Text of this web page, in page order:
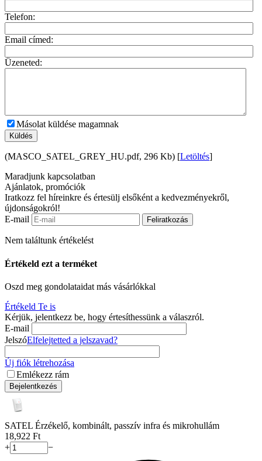
Telefon:
Email címed:
Üzeneted:
Másolat küldése magamnak
Küldés
(MASCO_SATEL_GREY_HU.pdf, 296 Kb) [Letöltés]
Maradjunk kapcsolatban
Ajánlatok, promóciók
Iratkozz fel híreinkre és értesülj elsőként a kedvezményekről,
újdonságokról!
E-mail
Feliratkozás
Nem találtunk értékelést
Értékeld ezt a terméket
Oszd meg gondolataidat más vásárlókkal
Értékeld Te is
Kérjük, jelentkezz be, hogy értesíthessünk a válaszról.
E-mail
JelszóElfelejtetted a jelszavad?
Új fiók létrehozása
Emlékezz rám
Bejelentkezés
SATEL Érzékelő, kombinált, passzív infra és mikrohullám
18,922 Ft
+
−